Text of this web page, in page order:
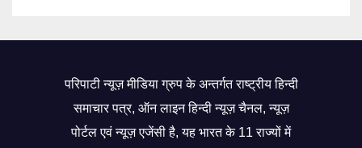
परिपाटी न्यूज़ मीडिया ग्रुप के अन्तर्गत राष्ट्रीय हिन्दी
समाचार पत्र, ऑन लाइन हिन्दी न्यूज़ चैनल, न्यूज़
पोर्टल एवं न्यूज़ एजेंसी है, यह भारत के 11 राज्यों में